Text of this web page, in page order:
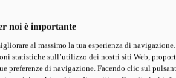
V2 SP
120,4 CVPotenza
94 NmCoppia
noi è importante
al massimo la tua esperienza di
statistiche sull’utilizzo dei nostri siti Web,
preferenze di navigazione. Facendo clic sul